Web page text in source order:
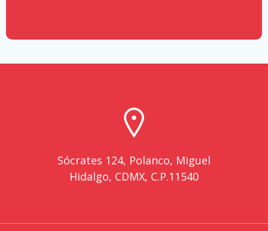
Sócrates 124, Polanco, Miguel
Hidalgo, CDMX, C.P.11540